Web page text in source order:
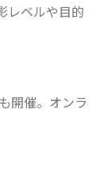
レベルや目的
開催。オンラ